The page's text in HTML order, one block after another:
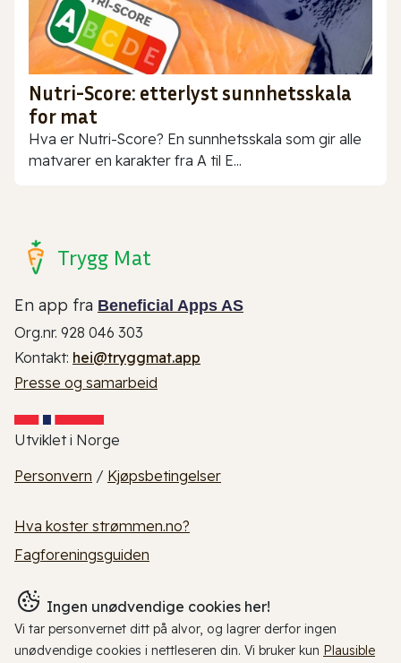
Nutri-Score: etterlyst sunnhetsskala
for mat
Hva er Nutri-Score? En sunnhetsskala som gir alle
matvarer en karakter fra A til E...
Trygg Mat
En app fra Beneficial Apps AS
Org.nr. 928 046 303
Kontakt: hei@tryggmat.app
Presse og samarbeid
Utviklet i Norge
Personvern / Kjøpsbetingelser
Hva koster strømmen.no?
Fagforeningsguiden
Ingen unødvendige cookies her!
Vi tar personvernet ditt på alvor, og lagrer derfor ingen
unødvendige cookies i nettleseren din. Vi bruker kun Plausible